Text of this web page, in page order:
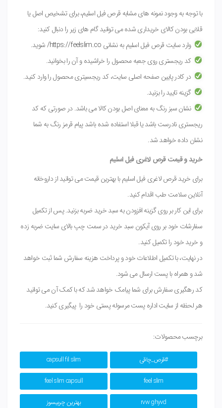
با توجه به وجود نمونه های مشابه قرص فیل اسلیم، برای تشخیص اصل یا
قلابی بودن کالای خریداری شده می توانید گام های زیر را دنبال کنید:
وارد سایت قرص فیل اسلیم به نشانی https://feelslim.co/ شوید.
کد ریجستری روی جعبه محصول را خراشیده و آن را بخوانید.
در کادر پایین صفحه اصلی سایت، کد ریجسیتری محصول را وارد کنید.
گزینه تایید را بزنید.
نشان سبز رنگ به معنای اصل بودن کالا می باشد. در صورتی که کد
ریجستری نادرست باشد یا قبلا استفاده شده باشد پیام قرمز رنگ به شما
نشان داده خواهد شد.
خرید و قیمت قرص لاغری فیل اسلیم
برای خرید قرص لاغری فیل اسلیم با بهترین قیمت می توانید از داروخانه
آنلاین سلامت طب اقدام کنید.
برای این کار بر روی گزینه افزودن به سبد خرید ضربه بزنید. پس از تکمیل
سفارشات خود بر روی آیکون سبد خرید در سمت چپ بالای سایت ضربه زده
و خرید خود را تکمیل کنید.
در نهایت، با تکمیل اطلاعات خود و پرداخت هزینه سفارش شما ثبت خواهد
شد و همراه با پست ارسال می شود.
کد رهگیری سفارش برای شما پیامک خواهد شد که با کمک آن می توانید
هر لحظه از سایت اداره پست مرسوله پستی خود را پیگیری کنید.
برچسب محصولات:
#قرص_چاقی capsull fil slim
feel slim
feel slim capsull
rvw ghyvd بهترین چربیسوز